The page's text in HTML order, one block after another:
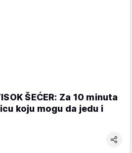
ŠEĆER: Za 10 minuta
koju mogu da jedu i